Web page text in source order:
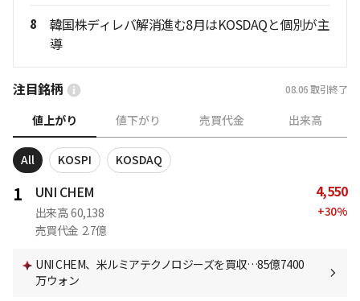
8
韓国株ディレバ解消進む8月はKOSDAQと個別が主
導
注目銘柄 08.06 取引終了
値上がり 値下がり 売買代金 出来高
All KOSPI KOSDAQ
1 UNI CHEM
出来高 60,138
売買代金 2.7億
4,550
+30%
UNI CHEM、米ルミアテクノロジーズを買収…85億7400
万ウォン